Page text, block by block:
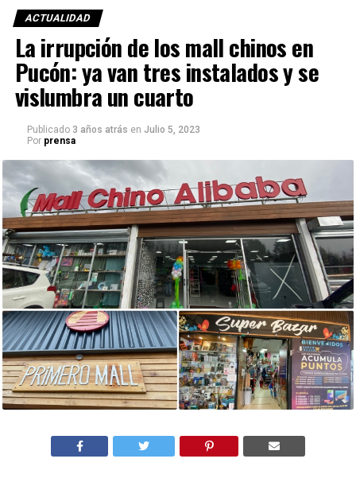
ACTUALIDAD
La irrupción de los mall chinos en
Pucón: ya van tres instalados y se
vislumbra un cuarto
Publicado 3 años atrás en Julio 5, 2023
Por prensa